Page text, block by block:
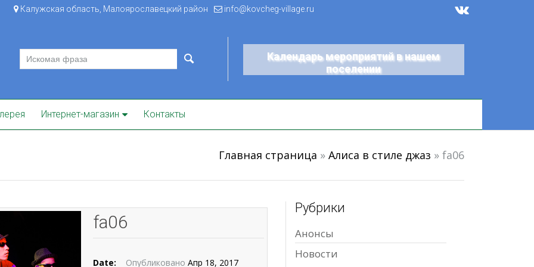
Калужская область, Малоярославецкий район info@kovcheg-village.ru
Календарь мероприятий в нашем
поселении
Интернет-магазин Контакты
Главная страница » Алиса в стиле джаз » fa06
fa06
Date: Опубликовано Апр 18, 2017
Рубрики
Анонсы
Новости